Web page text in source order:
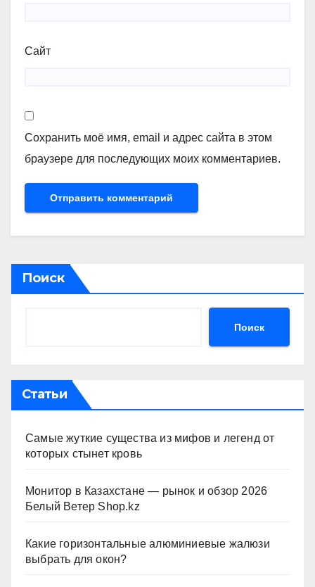
Сайт
Сохранить моё имя, email и адрес сайта в этом
браузере для последующих моих комментариев.
Поиск
Поиск
Статьи
Самые жуткие существа из мифов и легенд от
которых стынет кровь
Монитор в Казахстане — рынок и обзор 2026
Белый Ветер Shop.kz
Какие горизонтальные алюминиевые жалюзи
выбрать для окон?